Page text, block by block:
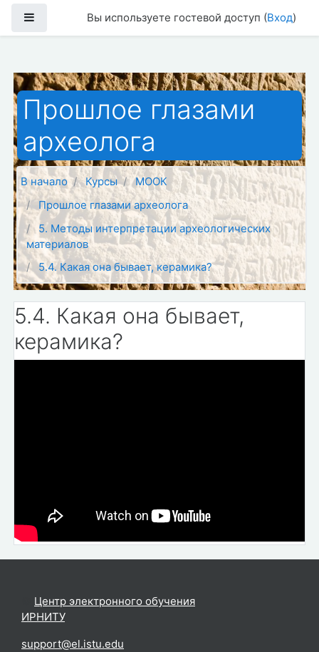
Боковая панельВы используете гостевой доступ (Вход)
Прошлое глазами
археолога
В начало Курсы
МООК
Прошлое глазами археолога
5. Методы интерпретации археологических
материалов
5.4. Какая она бывает, керамика?
5.4. Какая она бывает,
керамика?
Центр электронного обучения
ИРНИТУ.
support@el.istu.edu